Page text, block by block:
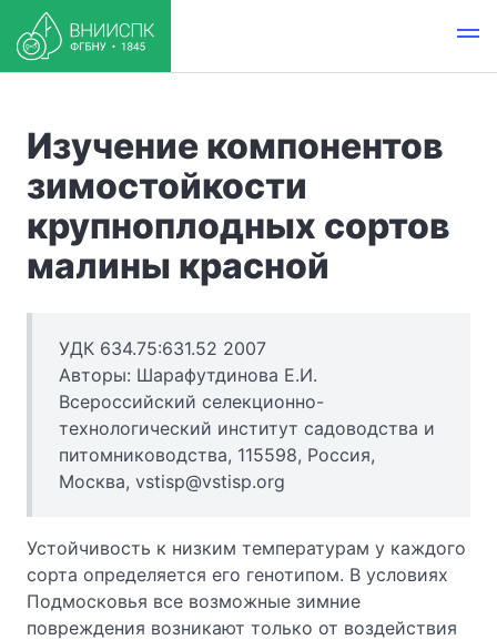
Изучение компонентов
зимостойкости
крупноплодных сортов
малины красной
УДК 634.75:631.52 2007
Авторы: Шарафутдинова Е.И.
Всероссийский селекционно-
технологический институт садоводства и
питомниководства, 115598, Россия,
Москва, vstisp@vstisp.org
Устойчивость к низким температурам у каждого
сорта определяется его генотипом. В условиях
Подмосковья все возможные зимние
повреждения возникают только от воздействия